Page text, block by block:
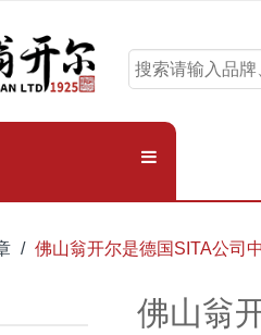
佛山翁开尔是德国SITA公司
佛山翁